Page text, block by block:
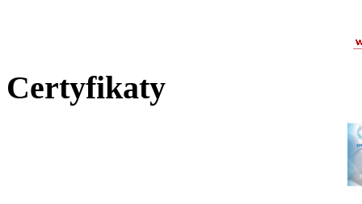
Certyfikaty